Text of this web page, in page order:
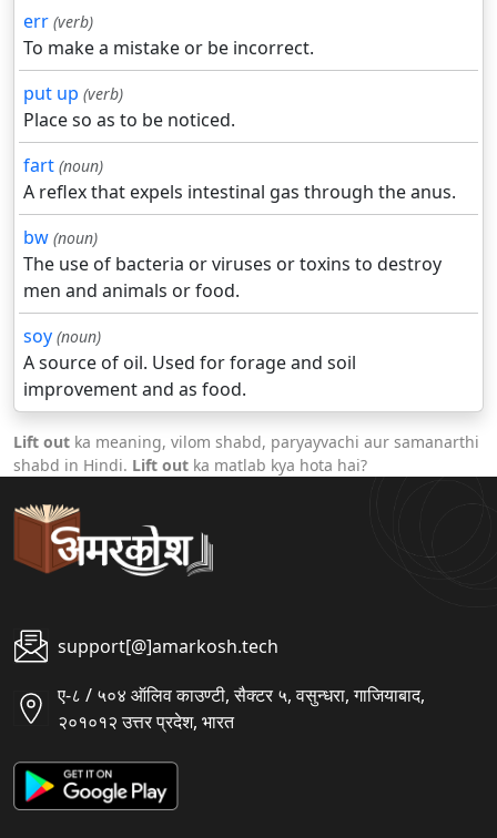
err (verb)
To make a mistake or be incorrect.
put up (verb)
Place so as to be noticed.
fart (noun)
A reflex that expels intestinal gas through the anus.
bw (noun)
The use of bacteria or viruses or toxins to destroy
men and animals or food.
soy (noun)
A source of oil. Used for forage and soil
improvement and as food.
Lift out ka meaning, vilom shabd, paryayvachi aur samanarthi
shabd in Hindi. Lift out ka matlab kya hota hai?
support[@]amarkosh.tech
ए-८ / ५०४ ऑलिव काउण्टी, सैक्टर ५, वसुन्धरा, गाजियाबाद,
२०१०१२ उत्तर प्रदेश, भारत